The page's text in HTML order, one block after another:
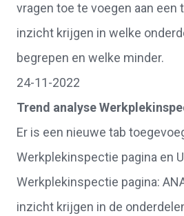
vragen toe te voegen aan een
inzicht krijgen in welke
begrepen en welke minder.
24-11-2022
Trend analyse
Er is een nieuwe tab
Werkplekinspectie pagina en
Werkplekinspectie pagina:
inzicht krijgen in de